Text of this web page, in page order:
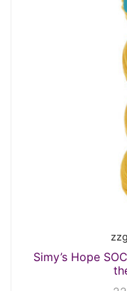
Simy’s Hope